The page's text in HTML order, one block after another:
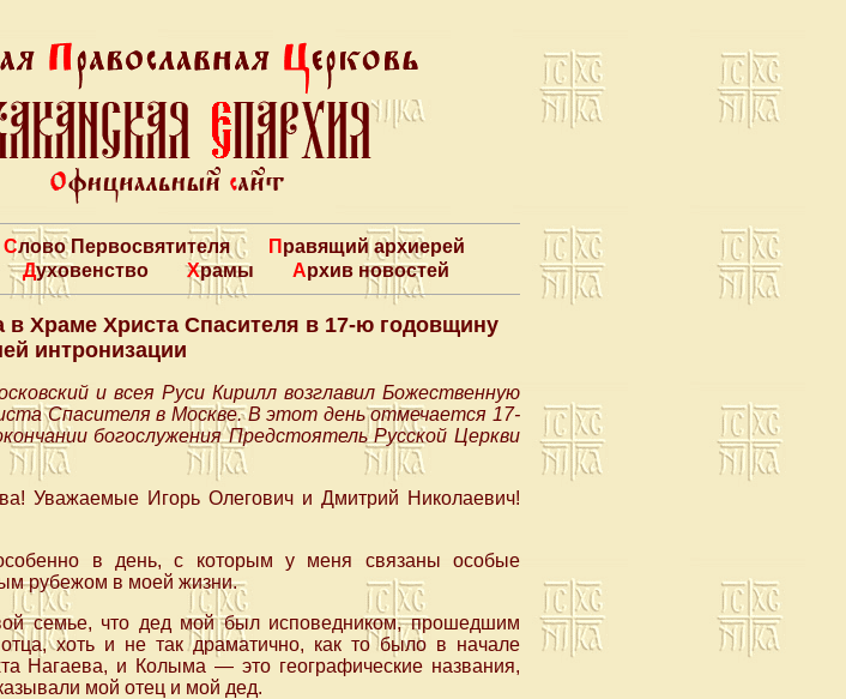
Слово Первосвятителя
Правящий архиерей
Духовенство Храмы Архив новостей
Храме Христа Спасителя в 17-ю годовщину
интронизации
и всея Руси Кирилл возглавил Божественную
Спасителя в Москве. В этот день отмечается 17-
богослужения Предстоятель Русской Церкви
Уважаемые Игорь Олегович и Дмитрий Николаевич!
в день, с которым у меня связаны особые
рубежом в моей жизни.
семье, что дед мой был исповедником, прошедшим
хоть и не так драматично, как то было в начале
Нагаева, и Колыма — это географические названия,
мой отец и мой дед.